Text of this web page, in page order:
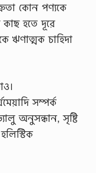
কোন পণ্যকে
হতে দূরে
ঋণাত্মক চাহিদা
সম্পর্ক
অনুসন্ধান, সৃষ্টি